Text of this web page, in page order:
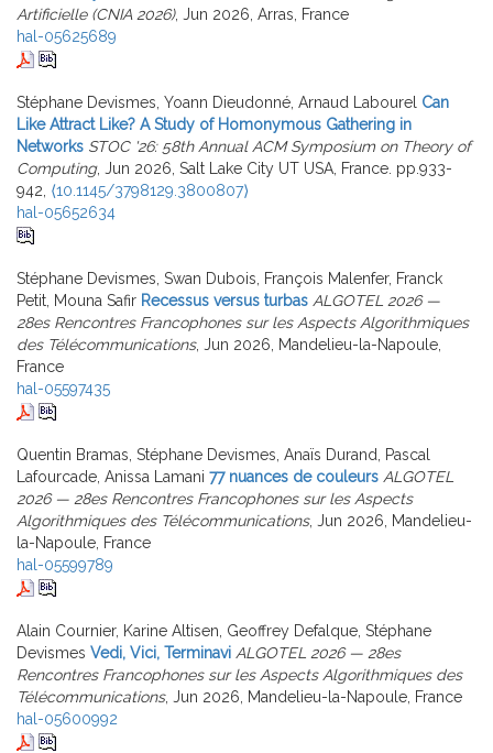
Artificielle (CNIA 2026), Jun 2026, Arras, France
hal-05625689
Stéphane Devismes, Yoann Dieudonné, Arnaud Labourel Can
Like Attract Like? A Study of Homonymous Gathering in
Networks STOC '26: 58th Annual ACM Symposium on Theory of
Computing, Jun 2026, Salt Lake City UT USA, France. pp.933-
942, ⟨10.1145/3798129.3800807⟩
hal-05652634
Stéphane Devismes, Swan Dubois, François Malenfer, Franck
Petit, Mouna Safir Recessus versus turbas ALGOTEL 2026 —
28es Rencontres Francophones sur les Aspects Algorithmiques
des Télécommunications, Jun 2026, Mandelieu-la-Napoule,
France
hal-05597435
Quentin Bramas, Stéphane Devismes, Anaïs Durand, Pascal
Lafourcade, Anissa Lamani 77 nuances de couleurs ALGOTEL
2026 — 28es Rencontres Francophones sur les Aspects
Algorithmiques des Télécommunications, Jun 2026, Mandelieu-
la-Napoule, France
hal-05599789
Alain Cournier, Karine Altisen, Geoffrey Defalque, Stéphane
Devismes Vedi, Vici, Terminavi ALGOTEL 2026 — 28es
Rencontres Francophones sur les Aspects Algorithmiques des
Télécommunications, Jun 2026, Mandelieu-la-Napoule, France
hal-05600992